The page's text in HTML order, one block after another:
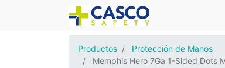
Productos
Protección de Manos
Memphis Hero 7Ga 1-Sided Dots